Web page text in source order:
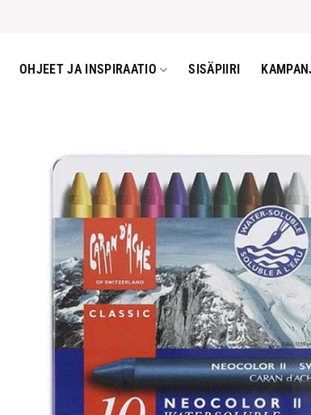
OHJEET JA INSPIRAATIO SISÄPIIRI